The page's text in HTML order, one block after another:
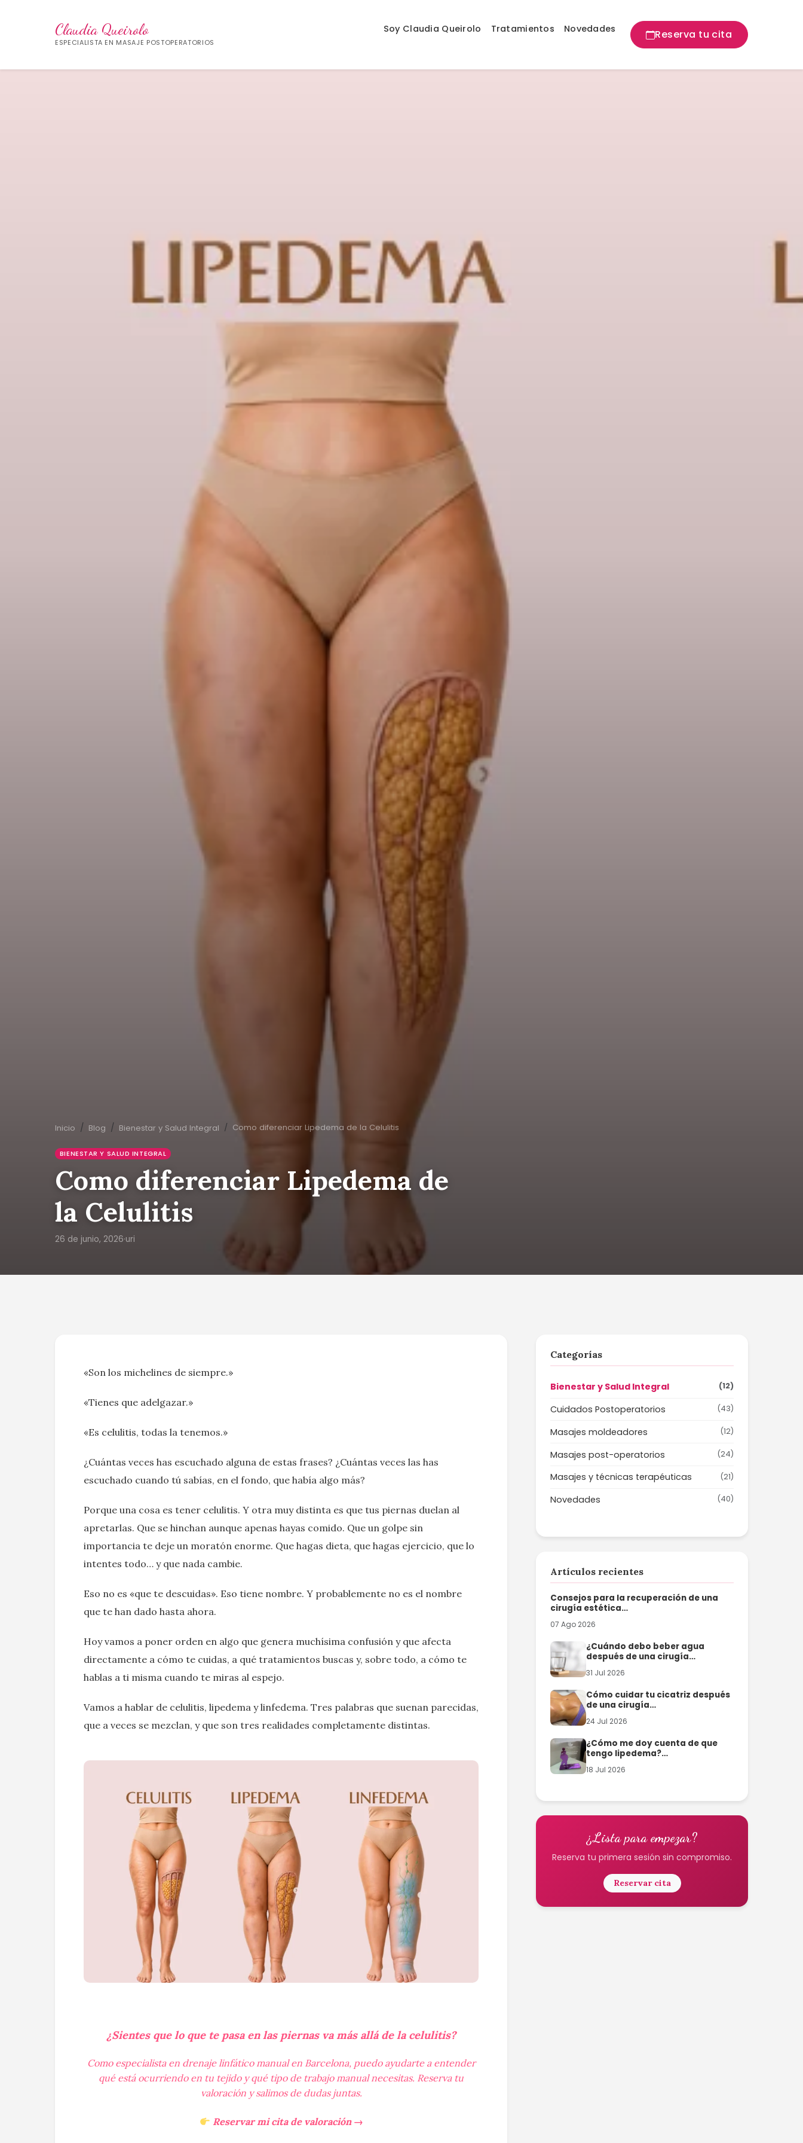
Claudia Queirolo
ESPECIALISTA EN MASAJE POSTOPERATORIOS
Soy Claudia Queirolo Tratamientos Novedades Reserva tu cita
Inicio Blog Bienestar y Salud Integral Como diferenciar Lipedema de la Celulitis
BIENESTAR Y SALUD INTEGRAL
Como diferenciar Lipedema de
la Celulitis
26 de junio, 2026·uri
«Son los michelines de siempre.»
«Tienes que adelgazar.»
«Es celulitis, todas la tenemos.»
¿Cuántas veces has escuchado alguna de estas frases? ¿Cuántas veces las has
escuchado cuando tú sabías, en el fondo, que había algo más?
Porque una cosa es tener celulitis. Y otra muy distinta es que tus piernas duelan al
apretarlas. Que se hinchan aunque apenas hayas comido. Que un golpe sin
importancia te deje un moratón enorme. Que hagas dieta, que hagas ejercicio, que lo
intentes todo… y que nada cambie.
Eso no es «que te descuidas». Eso tiene nombre. Y probablemente no es el nombre
que te han dado hasta ahora.
Hoy vamos a poner orden en algo que genera muchísima confusión y que afecta
directamente a cómo te cuidas, a qué tratamientos buscas y, sobre todo, a cómo te
hablas a ti misma cuando te miras al espejo.
Vamos a hablar de celulitis, lipedema y linfedema. Tres palabras que suenan parecidas,
que a veces se mezclan, y que son tres realidades completamente distintas.
¿Sientes que lo que te pasa en las piernas va más allá de la celulitis?
Como especialista en drenaje linfático manual en Barcelona, puedo ayudarte a entender
qué está ocurriendo en tu tejido y qué tipo de trabajo manual necesitas. Reserva tu
valoración y salimos de dudas juntas.
Reservar mi cita de valoración →
Categorías
Bienestar y Salud Integral (12)
Cuidados Postoperatorios (43)
Masajes moldeadores (12)
Masajes post-operatorios (24)
Masajes y técnicas terapéuticas (21)
Novedades (40)
Artículos recientes
Consejos para la recuperación de una
cirugía estética…
07 Ago 2026
¿Cuándo debo beber agua
después de una cirugía…
31 Jul 2026
Cómo cuidar tu cicatriz después
de una cirugía…
24 Jul 2026
¿Cómo me doy cuenta de que
tengo lipedema?…
18 Jul 2026
¿Lista para empezar?
Reserva tu primera sesión sin compromiso.
Reservar cita